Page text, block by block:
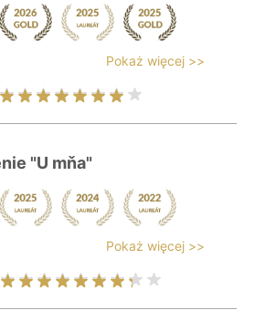
Pokaż więcej >>
"U mňa"
Pokaż więcej >>